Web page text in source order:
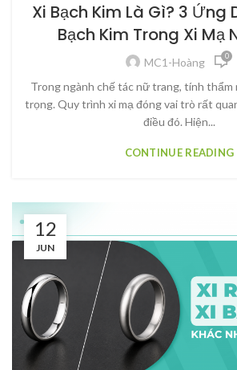
Xi Bạch Kim Là Gì? 3 Ứng
Bạch Kim Trong Xi Mạ
MC1-Hoàng 0
Trong ngành chế tác nữ trang, tính thẩm
trọng. Quy trình xi mạ đóng vai trò rất
điều đó. Hiện...
CONTINUE READING
12
JUN